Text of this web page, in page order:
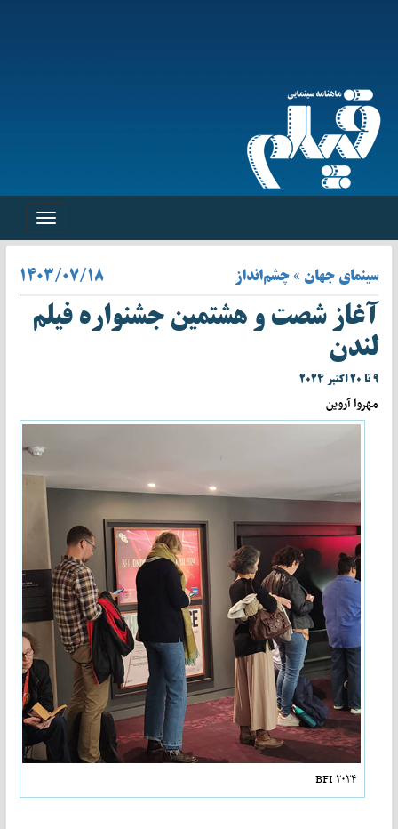
Toggle
سینمای جهان » چشم‌انداز ۱۴۰۳/۰۷/۱۸
آغاز شصت و هشتمین جشنواره فیلم
لندن
۹ تا ۲۰ اکتبر ۲۰۲۴
مهروا آروین
BFI ۲۰۲۴